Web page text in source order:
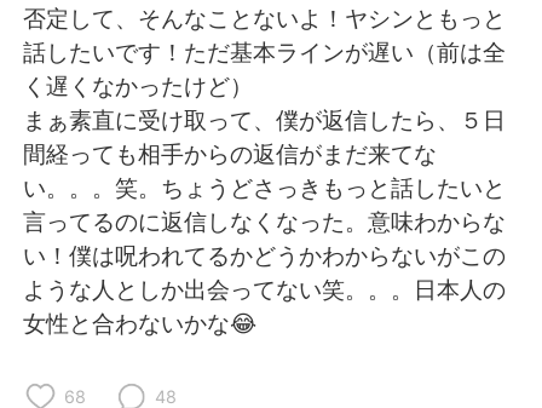
Indonesia Italiano
Türkçe Tiếng Việt
Português
否定して、そんなことないよ！ヤシンともっと
話したいです！ただ基本ラインが遅い（前は全
く遅くなかったけど）
まぁ素直に受け取って、僕が返信したら、５日
間経っても相手からの返信がまだ来てな
い。。。笑。ちょうどさっきもっと話したいと
言ってるのに返信しなくなった。意味わからな
い！僕は呪われてるかどうかわからないがこの
ような人としか出会ってない笑。。。日本人の
女性と合わないかな😂
68 48